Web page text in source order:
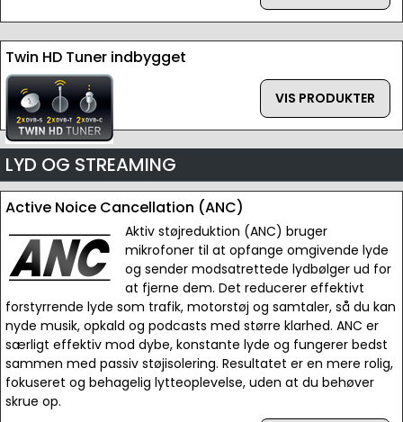
Twin HD Tuner indbygget
VIS PRODUKTER
LYD OG STREAMING
Active Noice Cancellation (ANC)
Aktiv støjreduktion (ANC) bruger
mikrofoner til at opfange omgivende lyde
og sender modsatrettede lydbølger ud for
at fjerne dem. Det reducerer effektivt
forstyrrende lyde som trafik, motorstøj og samtaler, så du kan
nyde musik, opkald og podcasts med større klarhed. ANC er
særligt effektiv mod dybe, konstante lyde og fungerer bedst
sammen med passiv støjisolering. Resultatet er en mere rolig,
fokuseret og behagelig lytteoplevelse, uden at du behøver
skrue op.